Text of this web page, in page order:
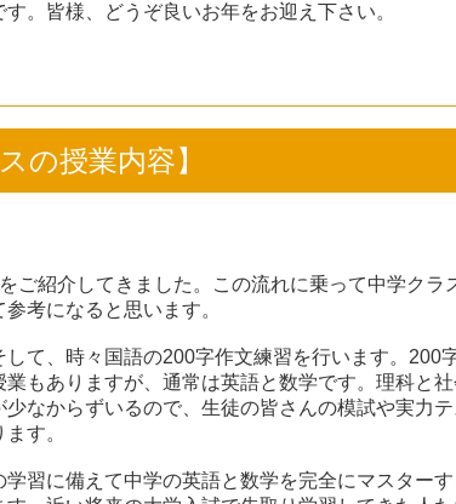
。皆様、どうぞ良いお年をお迎え下さい。
の授業内容】
ご紹介してきました。この流れに乗って中学ク
考になると思います。
て、時々国語の200字作文練習を行います。
もありますが、通常は英語と数学です。理科と
なからずいるので、生徒の皆さんの模試や実力
す。
習に備えて中学の英語と数学を完全にマスター